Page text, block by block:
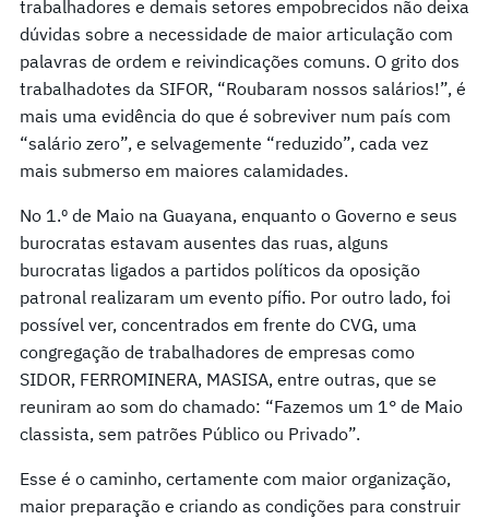
trabalhadores e demais setores empobrecidos não deixa
dúvidas sobre a necessidade de maior articulação com
palavras de ordem e reivindicações comuns. O grito dos
trabalhadotes da SIFOR, “Roubaram nossos salários!”, é
mais uma evidência do que é sobreviver num país com
“salário zero”, e selvagemente “reduzido”, cada vez
mais submerso em maiores calamidades.
No 1.º de Maio na Guayana, enquanto o Governo e seus
burocratas estavam ausentes das ruas, alguns
burocratas ligados a partidos políticos da oposição
patronal realizaram um evento pífio. Por outro lado, foi
possível ver, concentrados em frente do CVG, uma
congregação de trabalhadores de empresas como
SIDOR, FERROMINERA, MASISA, entre outras, que se
reuniram ao som do chamado: “Fazemos um 1° de Maio
classista, sem patrões Público ou Privado”.
Esse é o caminho, certamente com maior organização,
maior preparação e criando as condições para construir